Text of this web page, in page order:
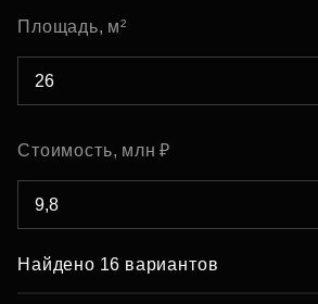
Площадь, м²
Стоимость, млн ₽
Найдено 16 вариантов